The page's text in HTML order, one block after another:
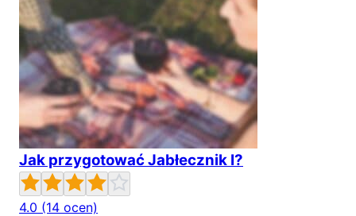
Jak przygotować Jabłecznik I?
4.0 (14 ocen)